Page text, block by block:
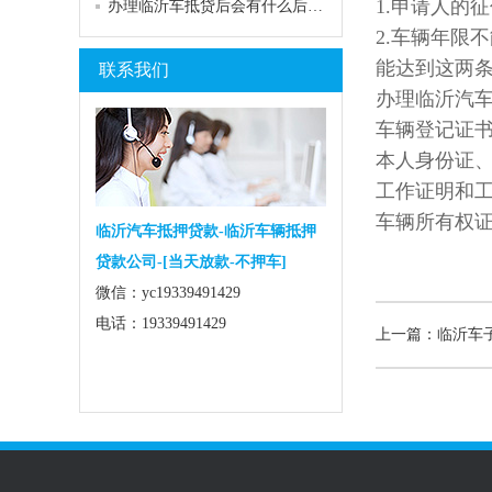
办理临沂车抵贷后会有什么后果呢?
联系我们
临沂汽车抵押贷款-临沂车辆抵押
贷款公司-[当天放款-不押车]
微信：yc19339491429
电话：19339491429
1.申请人的
2.车辆年限
能达到这两
办理临沂汽
车辆登记证
本人身份证
工作证明和
车辆所有权
上一篇：临沂车